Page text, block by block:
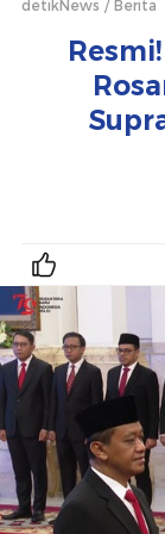
detikNews Berita